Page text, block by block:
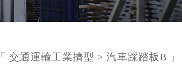
「 交通運輸工業擠型 > 汽車踩踏板B 」